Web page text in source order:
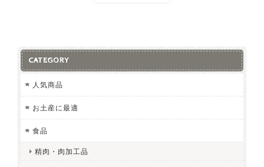
CATEGORY
人気商品
お土産に最適
食品
精肉・肉加工品